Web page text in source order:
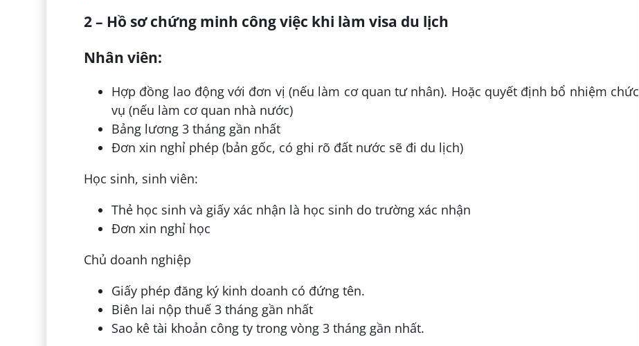
2 – Hồ sơ chứng minh công việc khi làm visa du lịch
Nhân viên:
Hợp đồng lao động với đơn vị (nếu làm cơ quan tư nhân). Hoặc quyết định bổ nhiệm chức
vụ (nếu làm cơ quan nhà nước)
Bảng lương 3 tháng gần nhất
Đơn xin nghỉ phép (bản gốc, có ghi rõ đất nước sẽ đi du lịch)
Học sinh, sinh viên:
Thẻ học sinh và giấy xác nhận là học sinh do trường xác nhận
Đơn xin nghỉ học
Chủ doanh nghiệp
Giấy phép đăng ký kinh doanh có đứng tên.
Biên lai nộp thuế 3 tháng gần nhất
Sao kê tài khoản công ty trong vòng 3 tháng gần nhất.